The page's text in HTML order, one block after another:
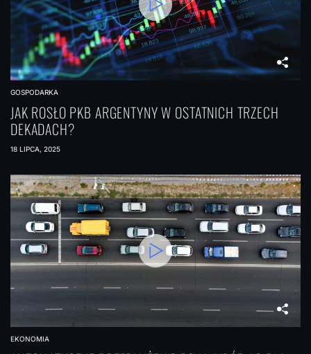
GOSPODARKA
JAK ROSŁO PKB ARGENTYNY W OSTATNICH TRZECH
DEKADACH?
18 LIPCA, 2025
EKONOMIA